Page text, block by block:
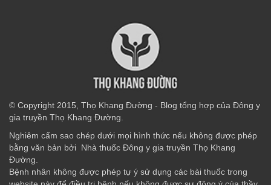
© Copyright 2015, Thọ Khang Đường - Blog tổng hợp của Đông y
gia truyền Thọ Khang Đường.
Nghiêm cấm sao chép dưới mọi hình thức nếu không được phép
bằng văn bản bởi Nhà thuốc Đông y gia truyền Thọ Khang
Đường.
Bệnh nhân không được phép tự ý sử dụng các bài thuốc trong